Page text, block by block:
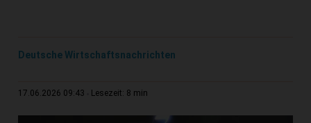
Deutsche Wirtschaftsnachrichten
17.06.2026 09:43 Lesezeit: 8 min